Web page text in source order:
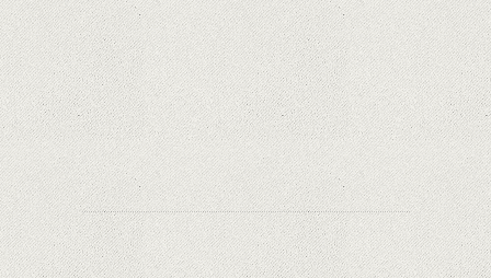
Rețelele sociale au pierdut deja 10 miliarde de
dolari din cauza noilor reguli Apple privind
urmărirea utilizatorilor